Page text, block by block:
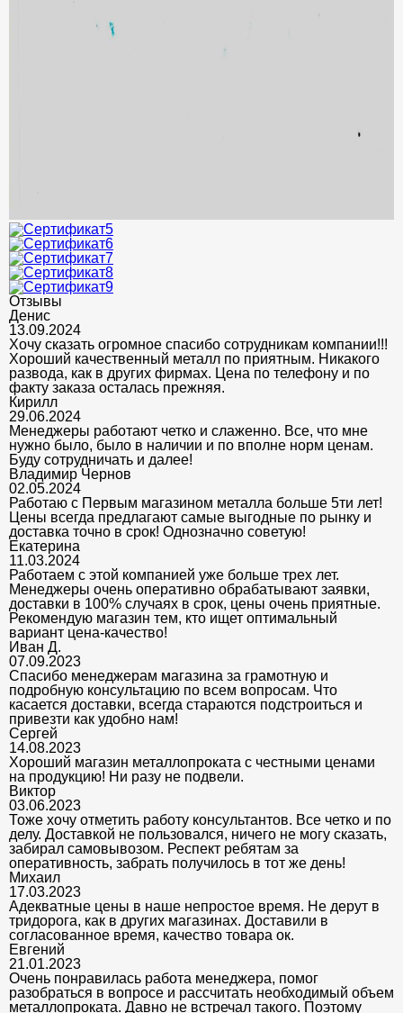
Отзывы
Денис
13.09.2024
Хочу сказать огромное спасибо сотрудникам компании!!!
Хороший качественный металл по приятным. Никакого
развода, как в других фирмах. Цена по телефону и по
факту заказа осталась прежняя.
Кирилл
29.06.2024
Менеджеры работают четко и слаженно. Все, что мне
нужно было, было в наличии и по вполне норм ценам.
Буду сотрудничать и далее!
Владимир Чернов
02.05.2024
Работаю с Первым магазином металла больше 5ти лет!
Цены всегда предлагают самые выгодные по рынку и
доставка точно в срок! Однозначно советую!
Екатерина
11.03.2024
Работаем с этой компанией уже больше трех лет.
Менеджеры очень оперативно обрабатывают заявки,
доставки в 100% случаях в срок, цены очень приятные.
Рекомендую магазин тем, кто ищет оптимальный
вариант цена-качество!
Иван Д.
07.09.2023
Спасибо менеджерам магазина за грамотную и
подробную консультацию по всем вопросам. Что
касается доставки, всегда стараются подстроиться и
привезти как удобно нам!
Сергей
14.08.2023
Хороший магазин металлопроката с честными ценами
на продукцию! Ни разу не подвели.
Виктор
03.06.2023
Тоже хочу отметить работу консультантов. Все четко и по
делу. Доставкой не пользовался, ничего не могу сказать,
забирал самовывозом. Респект ребятам за
оперативность, забрать получилось в тот же день!
Михаил
17.03.2023
Адекватные цены в наше непростое время. Не дерут в
тридорога, как в других магазинах. Доставили в
согласованное время, качество товара ок.
Евгений
21.01.2023
Очень понравилась работа менеджера, помог
разобраться в вопросе и рассчитать необходимый объем
металлопроката. Давно не встречал такого. Поэтому